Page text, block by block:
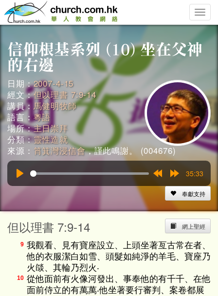
Toggle
日期：2007-4-15
經文：但以理書 7:9-14
講員： 馬健明牧師
語言：粵語
場所：主日崇拜
分類：靈性造就
來源： 筲箕灣浸信會，謹此鳴謝。 (004676)
15s
35:33
奉獻支持
網上聖經
但以理書 7:9-14
9 我觀看、見有寶座設立、上頭坐著亙古常在者、
他的衣服潔白如雪、頭髮如純淨的羊毛、寶座乃
火燄、其輪乃烈火‧
10 從他面前有火像河發出、事奉他的有千千、在他
面前侍立的有萬萬‧他坐著要行審判、案卷都展